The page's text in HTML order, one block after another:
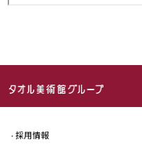
採用情報